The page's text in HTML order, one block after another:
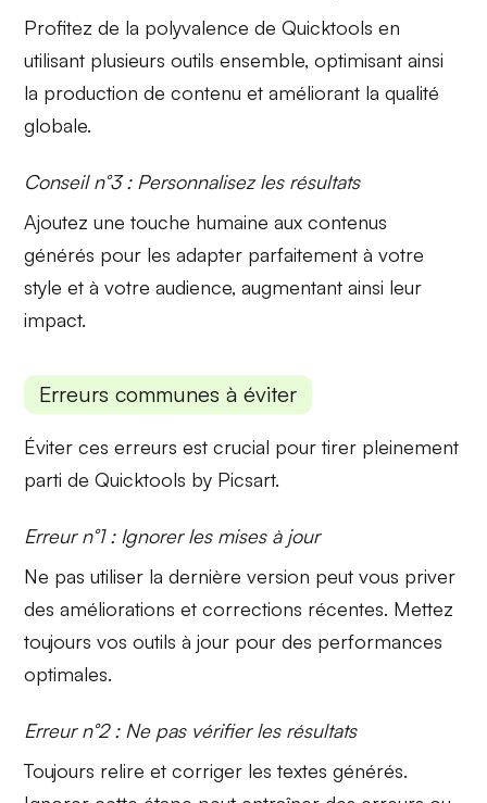
Profitez de la polyvalence de Quicktools en
utilisant plusieurs outils ensemble, optimisant ainsi
la production de contenu et améliorant la qualité
globale.
Conseil n°3 : Personnalisez les résultats
Ajoutez unetouche humaine aux contenus
générés pour les adapter parfaitement à votre
style et à votre audience, augmentant ainsi leur
impact.
Erreurs communes à éviter
Éviter ces erreurs est crucial pour tirer pleinement
parti de Quicktools by Picsart.
Erreur n°1 : Ignorer les mises à jour
Ne pas utiliser la dernière version peut vous priver
desaméliorations et corrections récentes. Mettez
toujours vos outils à jour pour des performances
optimales.
Erreur n°2 : Ne pas vérifier les résultats
Toujours relire et corriger les textes générés.